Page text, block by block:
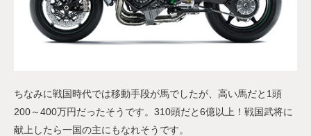
ちなみに戦国時代では移動手段が馬でしたが、高い馬だと1頭
200～400万円だったそうです。310頭だと6億以上！戦国武将に
献上したら一国の主にもなれそうです。